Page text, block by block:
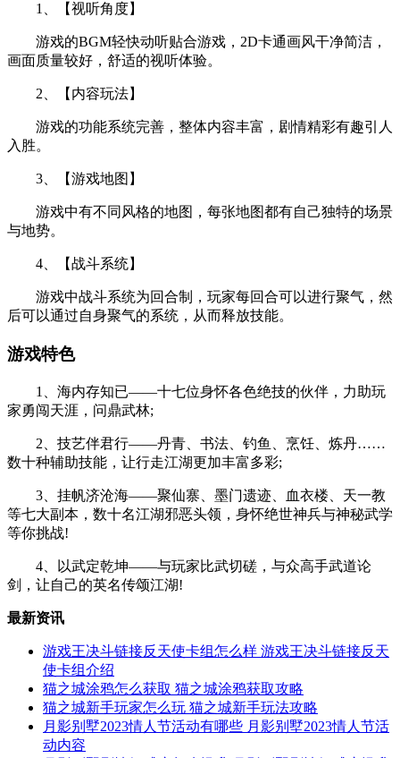
1、【视听角度】
游戏的BGM轻快动听贴合游戏，2D卡通画风干净简洁，
画面质量较好，舒适的视听体验。
2、【内容玩法】
游戏的功能系统完善，整体内容丰富，剧情精彩有趣引人
入胜。
3、【游戏地图】
游戏中有不同风格的地图，每张地图都有自己独特的场景
与地势。
4、【战斗系统】
游戏中战斗系统为回合制，玩家每回合可以进行聚气，然
后可以通过自身聚气的系统，从而释放技能。
游戏特色
1、海内存知已——十七位身怀各色绝技的伙伴，力助玩
家勇闯天涯，问鼎武林;
2、技艺伴君行——丹青、书法、钓鱼、烹饪、炼丹……
数十种辅助技能，让行走江湖更加丰富多彩;
3、挂帆济沧海——聚仙寨、墨门遗迹、血衣楼、天一教
等七大副本，数十名江湖邪恶头领，身怀绝世神兵与神秘武学
等你挑战!
4、以武定乾坤——与玩家比武切磋，与众高手武道论
剑，让自己的英名传颂江湖!
最新资讯
游戏王决斗链接反天使卡组怎么样 游戏王决斗链接反天
使卡组介绍
猫之城涂鸦怎么获取 猫之城涂鸦获取攻略
猫之城新手玩家怎么玩 猫之城新手玩法攻略
月影别墅2023情人节活动有哪些 月影别墅2023情人节活
动内容